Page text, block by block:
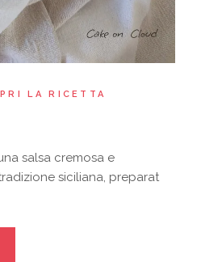
LA RICETTA
salsa cremosa e
siciliana, preparat